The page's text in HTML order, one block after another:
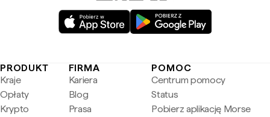
PRODUKT
Kraje
Opłaty
Krypto
FIRMA
Kariera
Blog
Prasa
POMOC
Centrum pomocy
Status
Pobierz aplikację Morse